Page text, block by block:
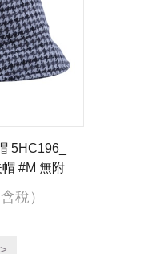
5HC196_
#M 無附
稅）
>